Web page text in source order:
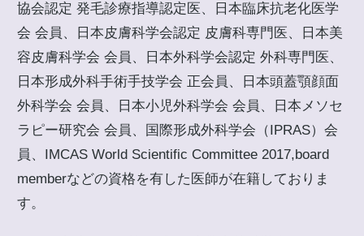
協会認定 発毛診療指導認定医、日本臨床抗老化医学
会 会員、日本皮膚科学会認定 皮膚科専門医、日本美
容皮膚科学会 会員、日本外科学会認定 外科専門医、
日本形成外科手術手技学会 正会員、日本頭蓋顎顔面
外科学会 会員、日本小児外科学会 会員、日本メソセ
ラピー研究会 会員、国際形成外科学会（IPRAS）会
員、IMCAS World Scientific Committee 2017,board
memberなどの資格を有した医師が在籍しておりま
す。